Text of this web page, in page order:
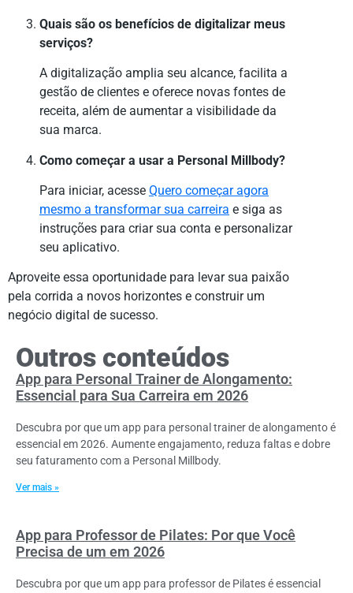
Quais são os benefícios de digitalizar meus
serviços?
A digitalização amplia seu alcance, facilita a
gestão de clientes e oferece novas fontes de
receita, além de aumentar a visibilidade da
sua marca.
Como começar a usar a Personal Millbody?
Para iniciar, acesse Quero começar agora
mesmo a transformar sua carreira e siga as
instruções para criar sua conta e personalizar
seu aplicativo.
Aproveite essa oportunidade para levar sua paixão
pela corrida a novos horizontes e construir um
negócio digital de sucesso.
Outros conteúdos
App para Personal Trainer de Alongamento:
Essencial para Sua Carreira em 2026
Descubra por que um app para personal trainer de alongamento é
essencial em 2026. Aumente engajamento, reduza faltas e dobre
seu faturamento com a Personal Millbody.
Ver mais »
App para Professor de Pilates: Por que Você
Precisa de um em 2026
Descubra por que um app para professor de Pilates é essencial